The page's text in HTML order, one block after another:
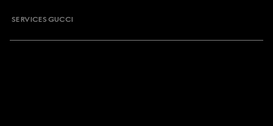
SERVICES GUCCI